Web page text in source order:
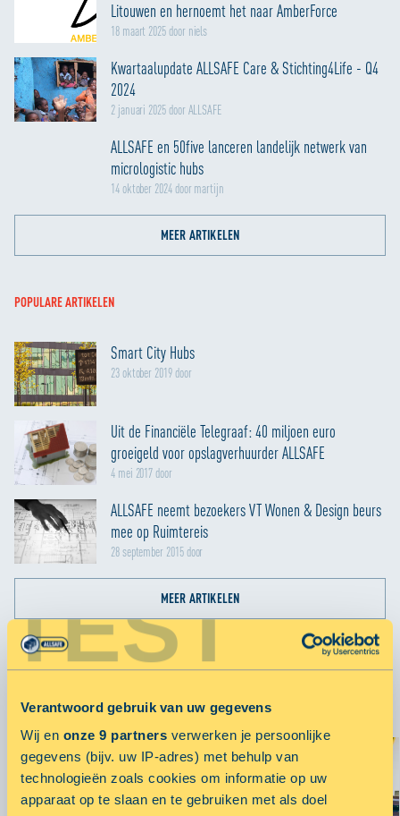
TEST
Verantwoord gebruik van uw gegevens
Wij en onze 9 partners verwerken je persoonlijke
gegevens (bijv. uw IP-adres) met behulp van
technologieën zoals cookies om informatie op uw
apparaat op te slaan en te gebruiken met als doel
Litouwen en hernoemt het naar AmberForce
18 maart 2025 door niels
Kwartaalupdate ALLSAFE Care & Stichting4Life - Q4
2024
2 januari 2025 door ALLSAFE
ALLSAFE en 50five lanceren landelijk netwerk van
micrologistic hubs
14 oktober 2024 door martijn
MEER ARTIKELEN
POPULARE ARTIKELEN
Smart City Hubs
23 oktober 2019 door
Uit de Financiële Telegraaf: 40 miljoen euro
groeigeld voor opslagverhuurder ALLSAFE
4 mei 2017 door
ALLSAFE neemt bezoekers VT Wonen & Design beurs
mee op Ruimtereis
28 september 2015 door
MEER ARTIKELEN